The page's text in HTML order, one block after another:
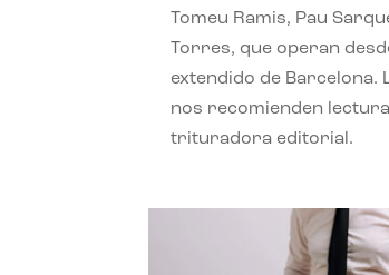
Tomeu Ramis, Pau
Torres, que operan
extendido de Barcelona.
nos recomienden
trituradora editorial.